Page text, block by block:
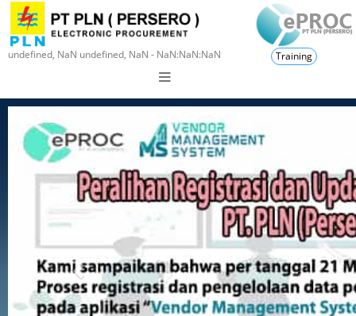
undefined, NaN undefined, NaN - NaN:NaN:NaN Training